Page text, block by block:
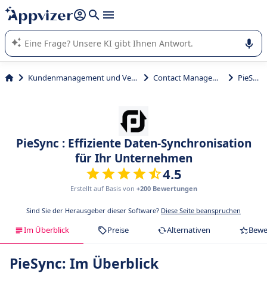
beantworten (mehrere Zeilen mit
Die KI von Appvizer führt Sie bei der Nutzung oder Auswahl
von SaaS-Software in Unternehmen.
Kundenmanagement und Vertrieb Contact Management PieSync
PieSync : Effiziente Daten-Synchronisation
für Ihr Unternehmen
4.5
Erstellt auf Basis von +200 Bewertungen
Sind Sie der Herausgeber dieser Software? Diese Seite beanspruchen
Im Überblick Preise Alternativen
PieSync: Im Überblick